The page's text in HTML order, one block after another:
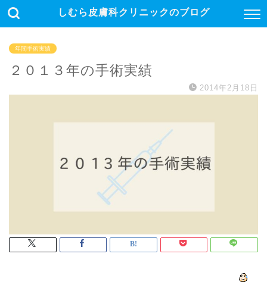
しむら皮膚科クリニックのブログ
年間手術実績
２０１３年の手術実績
2014年2月18日